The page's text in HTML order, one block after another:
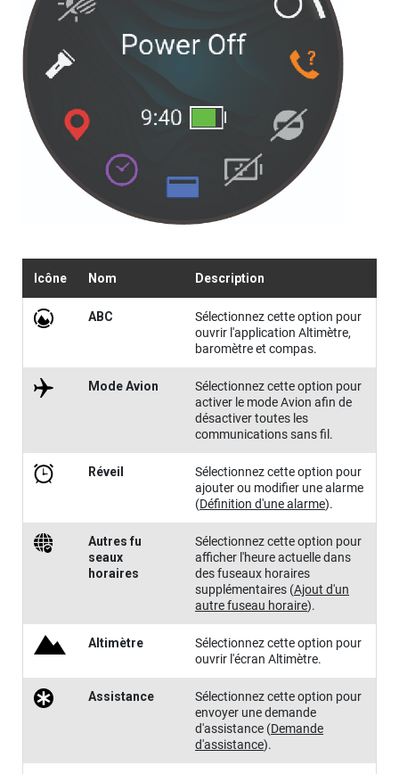
Icône Nom Description
ABC
Sélectionnez cette option pour
ouvrir l'application Altimètre,
baromètre et compas.
Mode Avion
Sélectionnez cette option pour
activer le mode Avion afin de
désactiver toutes les
communications sans fil.
Réveil
Sélectionnez cette option pour
ajouter ou modifier une alarme
(Définition d'une alarme).
Autres fu​
seaux
horaires
Sélectionnez cette option pour
afficher l'heure actuelle dans
des fuseaux horaires
supplémentaires (Ajout d'un
autre fuseau horaire).
Altimètre
Sélectionnez cette option pour
ouvrir l'écran Altimètre.
Assistance
Sélectionnez cette option pour
envoyer une demande
d'assistance (Demande
d'assistance).